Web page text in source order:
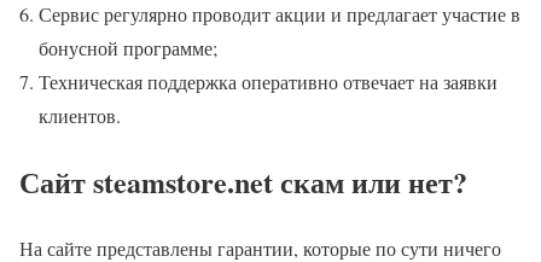
Сервис регулярно проводит акции и предлагает участие в
бонусной программе;
Техническая поддержка оперативно отвечает на заявки
клиентов.
Сайт steamstore.net скам или нет?
На сайте представлены гарантии, которые по сути ничего